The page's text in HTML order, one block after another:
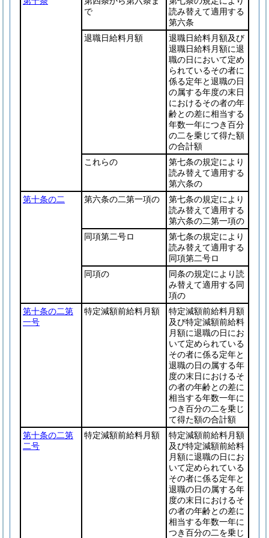
で
読み替えて適用する
第六条
退職日給料月額
退職日給料月額及び
退職日給料月額に退
職の日において定め
られているその者に
係る定年と退職の日
の属する年度の末日
におけるその者の年
齢との差に相当する
年数一年につき百分
の二を乗じて得た額
の合計額
これらの
第七条の規定により
読み替えて適用する
第六条の
第十条の二
第六条の二第一項の
第七条の規定により
読み替えて適用する
第六条の二第一項の
同項第二号ロ
第七条の規定により
読み替えて適用する
同項第二号ロ
同項の
同条の規定により読
み替えて適用する同
項の
第十条の二第
一号
特定減額前給料月額
特定減額前給料月額
及び特定減額前給料
月額に退職の日にお
いて定められている
その者に係る定年と
退職の日の属する年
度の末日におけるそ
の者の年齢との差に
相当する年数一年に
つき百分の二を乗じ
て得た額の合計額
第十条の二第
二号
特定減額前給料月額
特定減額前給料月額
及び特定減額前給料
月額に退職の日にお
いて定められている
その者に係る定年と
退職の日の属する年
度の末日におけるそ
の者の年齢との差に
相当する年数一年に
つき百分の二を乗じ